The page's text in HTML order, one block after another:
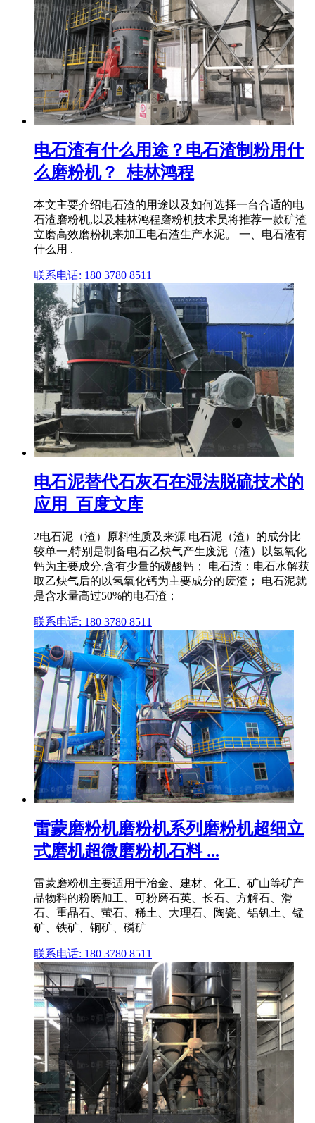
电石渣有什么用途？电石渣制粉用什
么磨粉机？_桂林鸿程
本文主要介绍电石渣的用途以及如何选择一台合适的电
石渣磨粉机,以及桂林鸿程磨粉机技术员将推荐一款矿渣
立磨高效磨粉机来加工电石渣生产水泥。 一、电石渣有
什么用 .
联系电话: 180 3780 8511
电石泥替代石灰石在湿法脱硫技术的
应用_百度文库
2电石泥（渣）原料性质及来源 电石泥（渣）的成分比
较单一,特别是制备电石乙炔气产生废泥（渣）以氢氧化
钙为主要成分,含有少量的碳酸钙； 电石渣：电石水解获
取乙炔气后的以氢氧化钙为主要成分的废渣； 电石泥就
是含水量高过50%的电石渣；
联系电话: 180 3780 8511
雷蒙磨粉机磨粉机系列磨粉机超细立
式磨机超微磨粉机石料 ...
雷蒙磨粉机主要适用于冶金、建材、化工、矿山等矿产
品物料的粉磨加工、可粉磨石英、长石、方解石、滑
石、重晶石、萤石、稀土、大理石、陶瓷、铝钒土、锰
矿、铁矿、铜矿、磷矿
联系电话: 180 3780 8511